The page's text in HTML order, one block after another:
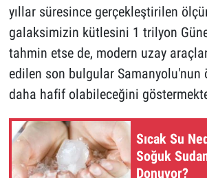
yıllar süresince gerçekleştirilen
galaksimizin kütlesini 1 trilyon
tahmin etse de, modern uzay
edilen son bulgular Samanyolu'nun
daha hafif olabileceğini
Sıcak Su
Soğuk
Donuyor?